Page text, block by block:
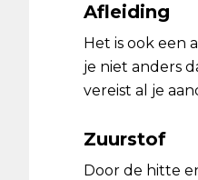
Afleiding
Het is ook een
je niet anders
vereist al je
Zuurstof
Door de hitte